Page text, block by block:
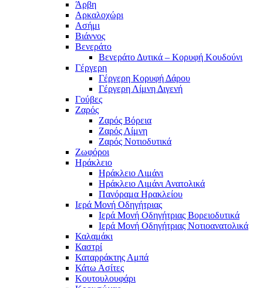
Άρβη
Αρκαλοχώρι
Ασήμι
Βιάννος
Βενεράτο
Βενεράτο Δυτικά – Κορυφή Κουδούνι
Γέργερη
Γέργερη Κορυφή Δάρου
Γέργερη Λίμνη Διγενή
Γούβες
Ζαρός
Ζαρός Βόρεια
Ζαρός Λίμνη
Ζαρός Νοτιοδυτικά
Ζωφόροι
Ηράκλειο
Ηράκλειο Λιμάνι
Ηράκλειο Λιμάνι Ανατολικά
Πανόραμα Ηρακλείου
Ιερά Μονή Οδηγήτριας
Ιερά Μονή Οδηγήτριας Βορειοδυτικά
Ιερά Μονή Οδηγήτριας Νοτιοανατολικά
Καλαμάκι
Καστρί
Καταρράκτης Αμπά
Κάτω Ασίτες
Κουτουλουφάρι